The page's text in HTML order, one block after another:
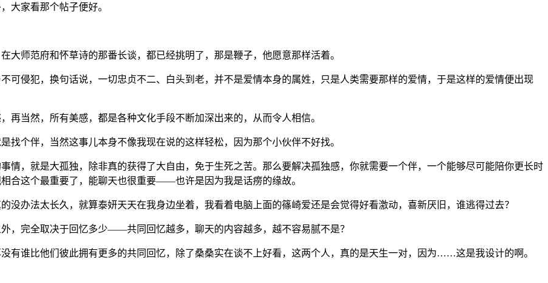
大家看那个帖子便好。
大师范府和怀草诗的那番长谈，都已经挑明了，那是鞭子，他愿意那样活着。
可侵犯，换句话说，一切忠贞不二、白头到老，并不是爱情本身的属姓，只是人类需要那样的爱情，于是这样的爱情便出现
再当然，所有美感，都是各种文化手段不断加深出来的，从而令人相信。
个伴，当然这事儿本身不像我现在说的这样轻松，因为那个小伙伴不好找。
情，就是大孤独，除非真的获得了大自由，免于生死之苦。那么要解决孤独感，你就需要一个伴，一个能够尽可能陪你更长时
合这个最重要了，能聊天也很重要——也许是因为我是话痨的缘故。
没办法太长久，就算泰妍天天在我身边坐着，我看着电脑上面的篠崎爱还是会觉得好看激动，喜新厌旧，谁逃得过去？
，完全取决于回忆多少——共同回忆越多，聊天的内容越多，越不容易腻不是？
有谁比他们彼此拥有更多的共同回忆，除了桑桑实在谈不上好看，这两个人，真的是天生一对，因为……这是我设计的啊。